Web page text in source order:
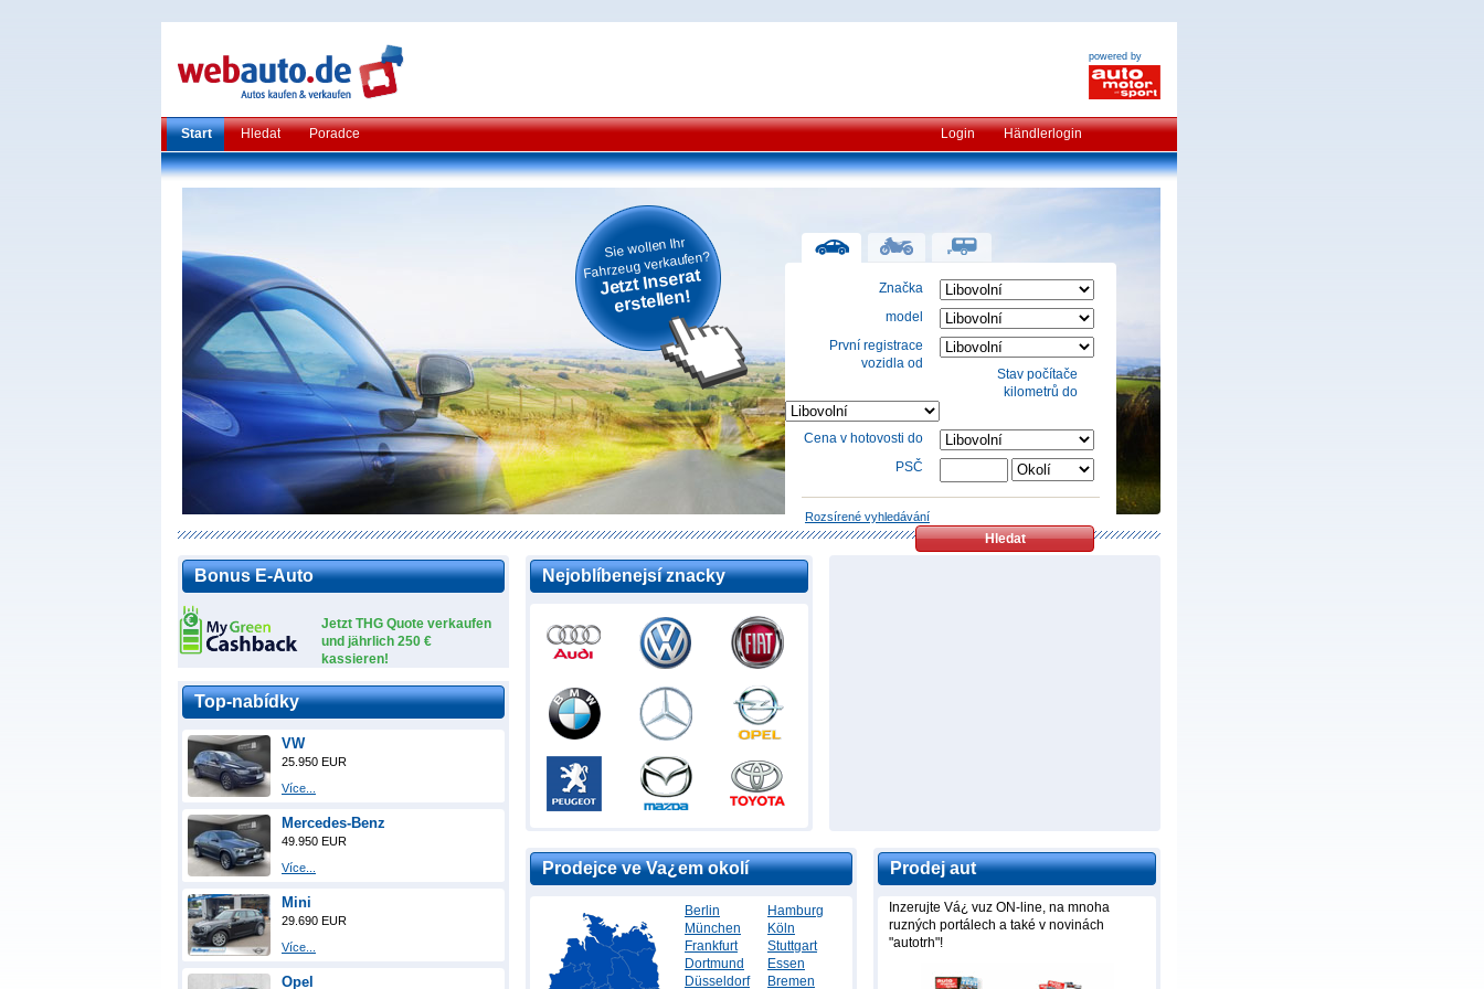
powered by
Start Hledat Poradce Login Händlerlogin
Sie wollen Ihr
Fahrzeug verkaufen?
Jetzt Inserat
erstellen!
Značka
model
První registrace
vozidla od
Stav počítače
kilometrů do
Cena v hotovosti do
PSČ
Rozsírené vyhledávání
Bonus E-Auto
Jetzt THG Quote verkaufen
und jährlich 250 €
kassieren!
Top-nabídky
VW
25.950 EUR
Více...
Mercedes-Benz
49.950 EUR
Více...
Mini
29.690 EUR
Více...
Opel
Nejoblíbenejsí znacky
Prodejce ve Va¿em okolí
Berlin
Hamburg
München
Köln
Frankfurt
Stuttgart
Dortmund
Essen
Düsseldorf
Bremen
Prodej aut
Inzerujte Vá¿ vuz ON-line, na mnoha
ruzných portálech a také v novinách
"autotrh"!